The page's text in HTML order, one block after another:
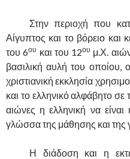
Στην περιοχή που
Αίγυπτος και το βόρειο και
του 6ου και του 12ου μ.Χ.
βασιλική αυλή του οποίου,
χριστιανική εκκλησία
και το ελληνικό αλφάβητο σε
αιώνες η ελληνική να
γλώσσα της μάθησης και
Η διάδοση και η